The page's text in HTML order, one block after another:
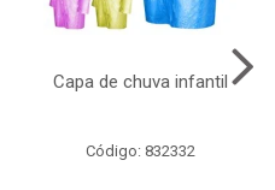
Capa de chuva infantil
Código: 832332